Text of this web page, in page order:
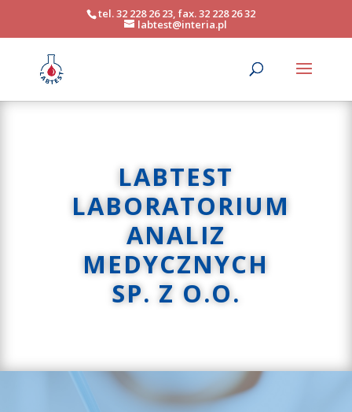
tel. 32 228 26 23, fax. 32 228 26 32
labtest@interia.pl
LABTEST
LABORATORIUM
ANALIZ
MEDYCZNYCH
SP. Z O.O.